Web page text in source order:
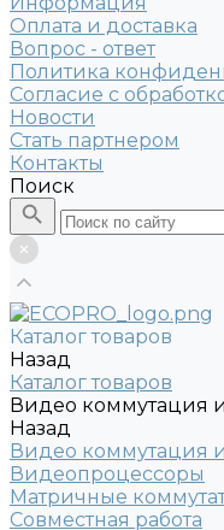
Оплата и доставка
Вопрос - ответ
Политика
Согласие с
Новости
Стать партнером
Контакты
Поиск
Каталог товаров
Назад
Каталог товаров
Видео коммутация
Назад
Видео коммутация
Видеопроцессоры
Матричные
Совместная работа